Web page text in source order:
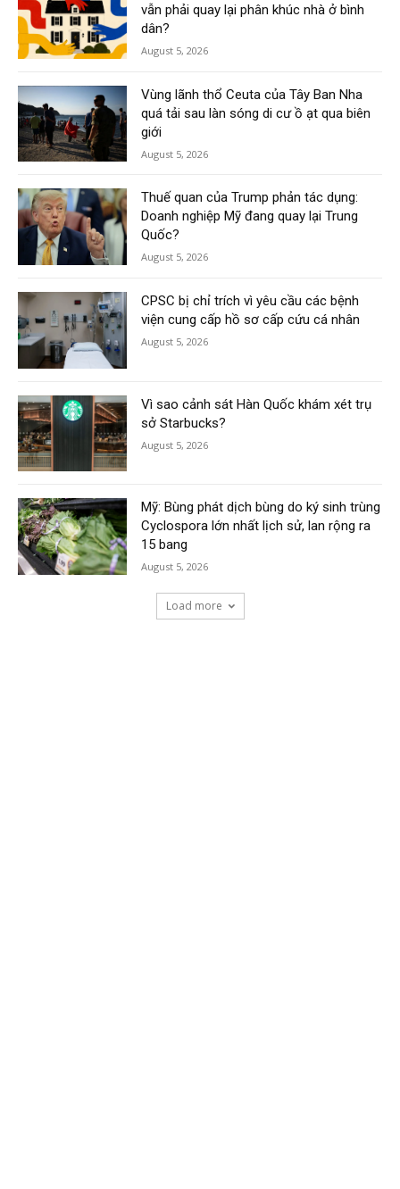
vẫn phải quay lại phân khúc nhà ở bình
dân?
August 5, 2026
Vùng lãnh thổ Ceuta của Tây Ban Nha
quá tải sau làn sóng di cư ồ ạt qua biên
giới
August 5, 2026
Thuế quan của Trump phản tác dụng:
Doanh nghiệp Mỹ đang quay lại Trung
Quốc?
August 5, 2026
CPSC bị chỉ trích vì yêu cầu các bệnh
viện cung cấp hồ sơ cấp cứu cá nhân
August 5, 2026
Vì sao cảnh sát Hàn Quốc khám xét trụ
sở Starbucks?
August 5, 2026
Mỹ: Bùng phát dịch bùng do ký sinh trùng
Cyclospora lớn nhất lịch sử, lan rộng ra
15 bang
August 5, 2026
Load more